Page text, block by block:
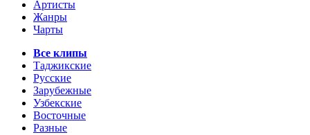
Артисты
Жанры
Чарты
Все клипы
Таджикские
Русские
Зарубежные
Узбекские
Восточные
Разные